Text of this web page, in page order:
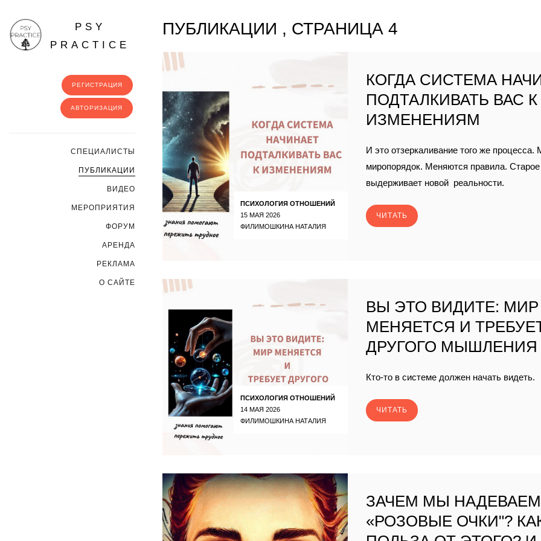
PSY
PRACTICE
РЕГИСТРАЦИЯ
АВТОРИЗАЦИЯ
CПЕЦИАЛИСТЫ
ПУБЛИКАЦИИ
ВИДЕО
МЕРОПРИЯТИЯ
ФОРУМ
АРЕНДА
РЕКЛАМА
О САЙТЕ
ПУБЛИКАЦИИ , СТРАНИЦА 4
ПСИХОЛОГИЯ ОТНОШЕНИЙ
15 МАЯ 2026
ФИЛИМОШКИНА НАТАЛИЯ
КОГДА СИСТЕМА
ПОДТАЛКИВАТЬ ВАС К
ИЗМЕНЕНИЯМ
И это отзеркаливание того же процесса.
миропорядок. Меняются правила.
выдерживает новой реальности.
ЧИТАТЬ
ПСИХОЛОГИЯ ОТНОШЕНИЙ
14 МАЯ 2026
ФИЛИМОШКИНА НАТАЛИЯ
ВЫ ЭТО ВИДИТЕ: МИР
МЕНЯЕТСЯ И
ДРУГОГО МЫШЛЕНИЯ
Кто-то в системе должен начать видеть.
ЧИТАТЬ
ЗАЧЕМ МЫ НАДЕВАЕМ
«РОЗОВЫЕ ОЧКИ"?